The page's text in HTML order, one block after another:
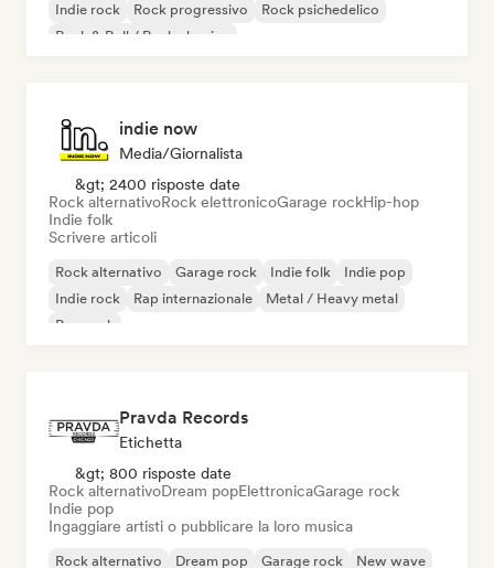
Indie rock
Rock progressivo
Rock psichedelico
Rock & Roll / Rock classico
indie now
Media/Giornalista
&gt; 2400 risposte date
Rock alternativoRock elettronicoGarage rockHip-hop
Indie folk
Scrivere articoli
Rock alternativo Garage rock Indie folk
Indie pop
Indie rock
Rap internazionale
Metal / Heavy metal
Pop rock
Pravda Records
Etichetta
&gt; 800 risposte date
Rock alternativoDream popElettronicaGarage rock
Indie pop
Ingaggiare artisti o pubblicare la loro musica
Rock alternativo Dream pop Garage rock
New wave